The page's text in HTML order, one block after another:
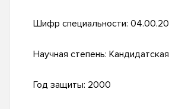
Шифр специальности: 04.00.20
Научная степень: Кандидатская
Год защиты: 2000